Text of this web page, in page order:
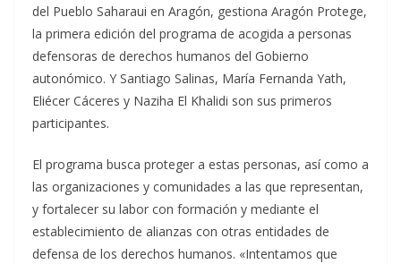
del Pueblo Saharaui en Aragón, gestiona Aragón Protege,
la primera edición del programa de acogida a personas
defensoras de derechos humanos del Gobierno
autonómico. Y Santiago Salinas, María Fernanda Yath,
Eliécer Cáceres y Naziha El Khalidi son sus primeros
participantes.
El programa busca proteger a estas personas, así como a
las organizaciones y comunidades a las que representan,
y fortalecer su labor con formación y mediante el
establecimiento de alianzas con otras entidades de
defensa de los derechos humanos. «Intentamos que